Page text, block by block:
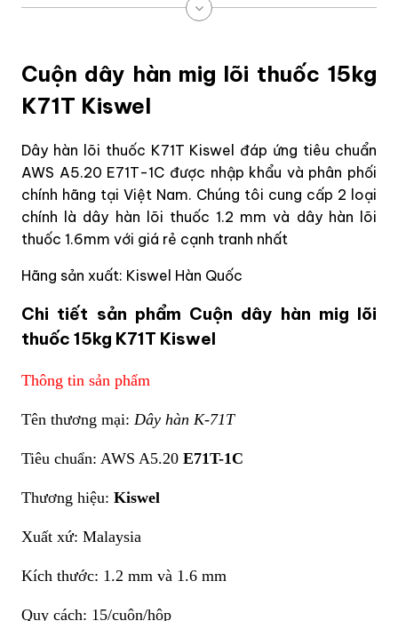
Cuộn dây hàn mig lõi thuốc 15kg
K71T Kiswel
Dây hàn lõi thuốc K71T Kiswel đáp ứng tiêu chuẩn
AWS A5.20 E71T-1C được nhập khẩu và phân phối
chính hãng tại Việt Nam. Chúng tôi cung cấp 2 loại
chính là dây hàn lõi thuốc 1.2 mm và dây hàn lõi
thuốc 1.6mm với giá rẻ cạnh tranh nhất
Hãng sản xuất: Kiswel Hàn Quốc
Chi tiết sản phẩm Cuộn dây hàn mig lõi
thuốc 15kg K71T Kiswel
Thông tin sản phẩm
Tên thương mại: Dây hàn K-71T
Tiêu chuẩn: AWS A5.20 E71T-1C
Thương hiệu: Kiswel
Xuất xứ: Malaysia
Kích thước: 1.2 mm và 1.6 mm
Quy cách: 15/cuộn/hộp